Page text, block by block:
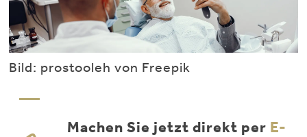
Bild: prostooleh von Freepik
Machen Sie jetzt direkt per E-